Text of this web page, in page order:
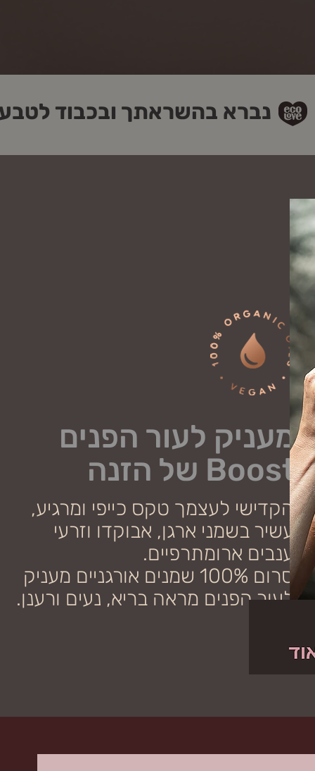
נברא בהשראתך ובכבוד
מעניק לעור הפנים
Boost של הזנה
הקדישי לעצמך טקס כייפי ומרגיע,
עשיר בשמני ארגן, אבוקדו וזרעי
ענבים ארומתרפיים.
סרום 100% שמנים אורגניים מעניק
לעור הפנים מראה בריא, נעים ורענן.